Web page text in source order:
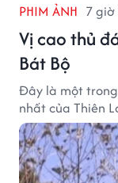
PHIM ẢNH 7
Vị cao thủ
Bát Bộ
Đây là một
nhất của Thiên